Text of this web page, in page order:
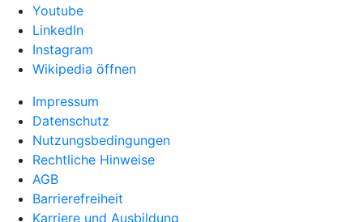
Youtube
LinkedIn
Instagram
Wikipedia öffnen
Impressum
Datenschutz
Nutzungsbedingungen
Rechtliche Hinweise
AGB
Barrierefreiheit
Karriere und Ausbildung